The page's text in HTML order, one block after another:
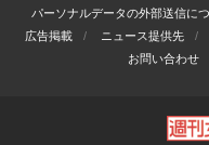
パーソナルデータの外部送信に
広告掲載
ニュース提供先
お問い合わせ